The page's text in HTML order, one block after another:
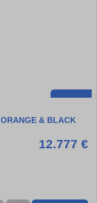
& BLACK
12.777 €